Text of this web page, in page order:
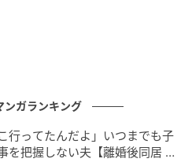
ンガランキング
行ってたんだよ」いつまでも子
を把握しない夫【離婚後同居 Vo